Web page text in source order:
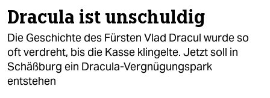
themen
politik
öko
gesellschaft
Dracula ist unschuldig
Die Geschichte des Fürsten Vlad Dracul wurde so
oft verdreht, bis die Kasse klingelte. Jetzt soll in
Schäßburg ein Dracula-Vergnügungspark
entstehen